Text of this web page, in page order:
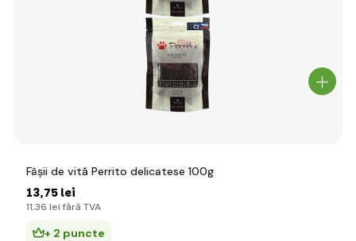
Fâșii de vită Perrito delicatese 100g
13,75 lei
11,36 lei fără TVA
+ 2 puncte